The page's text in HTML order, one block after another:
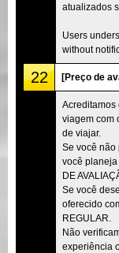
atualizados
Users
without
22 [Preço de
Acreditamos
viagem com
de viajar.
Se você não
você
DE
Se você
oferecido
REGULAR.
Não
experiência